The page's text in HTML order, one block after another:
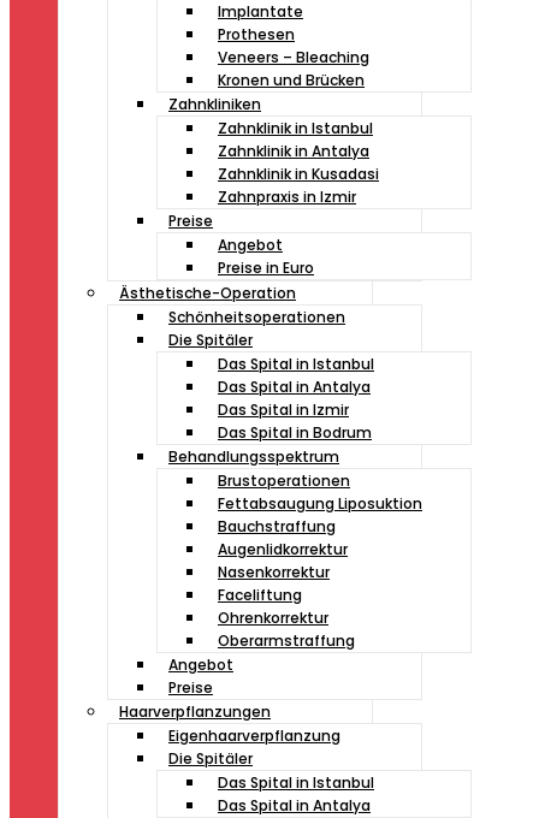
Implantate
Prothesen
Veneers – Bleaching
Kronen und Brücken
Zahnkliniken
Zahnklinik in Istanbul
Zahnklinik in Antalya
Zahnklinik in Kusadasi
Zahnpraxis in Izmir
Preise
Angebot
Preise in Euro
Ästhetische-Operation
Schönheitsoperationen
Die Spitäler
Das Spital in Istanbul
Das Spital in Antalya
Das Spital in Izmir
Das Spital in Bodrum
Behandlungsspektrum
Brustoperationen
Fettabsaugung Liposuktion
Bauchstraffung
Augenlidkorrektur
Nasenkorrektur
Faceliftung
Ohrenkorrektur
Oberarmstraffung
Angebot
Preise
Haarverpflanzungen
Eigenhaarverpflanzung
Die Spitäler
Das Spital in Istanbul
Das Spital in Antalya